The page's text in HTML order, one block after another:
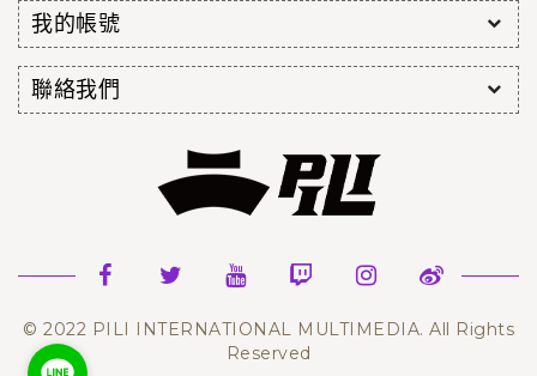
我的帳號
聯絡我們
© 2022 PILI INTERNATIONAL MULTIMEDIA. All Rights
Reserved